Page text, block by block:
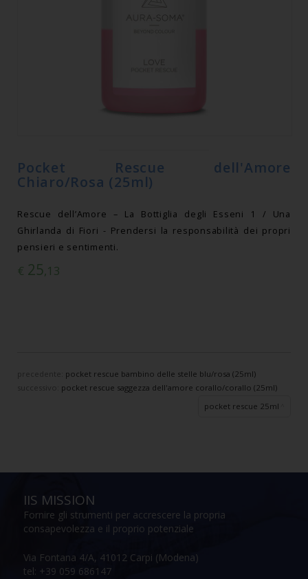
Pocket Rescue dell'Amore
Chiaro/Rosa (25ml)
Rescue dell’Amore – La Bottiglia degli Esseni 1 / Una
Ghirlanda di Fiori - Prendersi la responsabilità dei propri
pensieri e sentimenti.
€ 25,13
precedente: pocket rescue bambino delle stelle blu/rosa (25ml)
pocket rescue saggezza dell'amore corallo/corallo (25ml)
pocket rescue 25ml
IIS MISSION
Fornire gli strumenti per accrescere la propria
consapevolezza e il proprio potenziale
Via Fontana 4/A, 41012 Carpi (Modena)
tel: +39 059 686147